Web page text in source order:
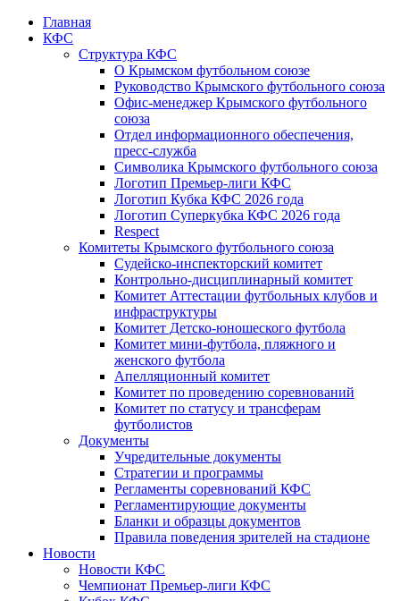
Главная
КФС
Структура КФС
О Крымском футбольном союзе
Руководство Крымского футбольного союза
Офис-менеджер Крымского футбольного
союза
Отдел информационного обеспечения,
пресс-служба
Символика Крымского футбольного союза
Логотип Премьер-лиги КФС
Логотип Кубка КФС 2026 года
Логотип Суперкубка КФС 2026 года
Respect
Комитеты Крымского футбольного союза
Судейско-инспекторский комитет
Контрольно-дисциплинарный комитет
Комитет Аттестации футбольных клубов и
инфраструктуры
Комитет Детско-юношеского футбола
Комитет мини-футбола, пляжного и
женского футбола
Апелляционный комитет
Комитет по проведению соревнований
Комитет по статусу и трансферам
футболистов
Документы
Учредительные документы
Стратегии и программы
Регламенты соревнований КФС
Регламентирующие документы
Бланки и образцы документов
Правила поведения зрителей на стадионе
Новости
Новости КФС
Чемпионат Премьер-лиги КФС